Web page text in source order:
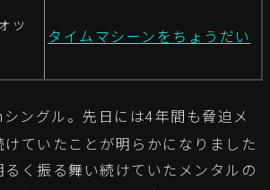
ッ
タイムマシーンをちょうだい
ングル。先日には4年間も脅迫メ
ていたことが明らかになりました
く振る舞い続けていたメンタルの